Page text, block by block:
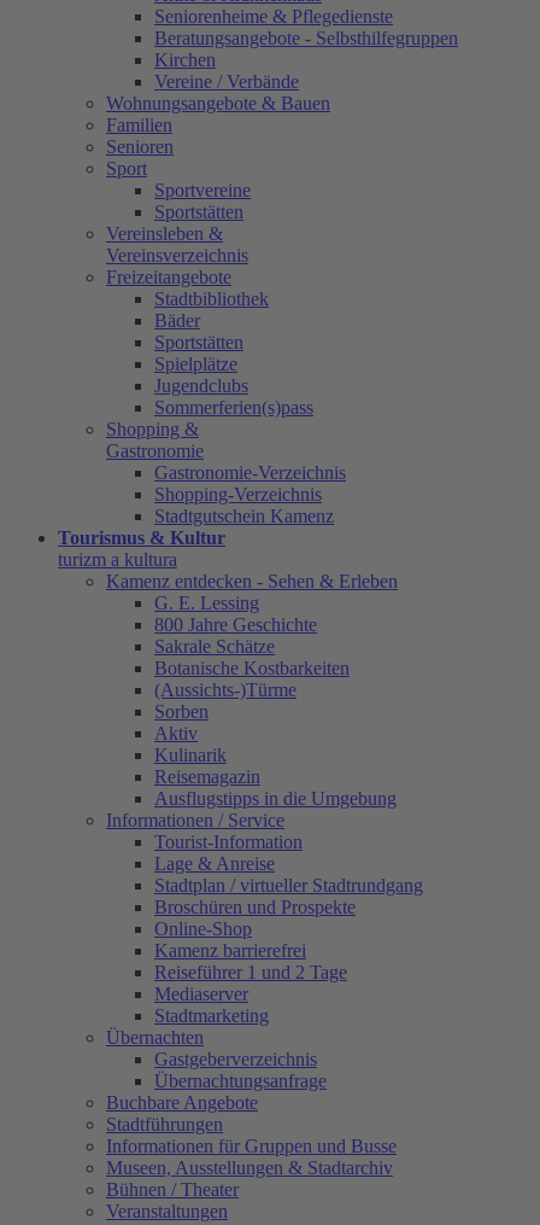
Seniorenheime & Pflegedienste
Beratungsangebote - Selbsthilfegruppen
Kirchen
Vereine / Verbände
Wohnungsangebote & Bauen
Familien
Senioren
Sport
Sportvereine
Sportstätten
Vereinsleben &
Vereinsverzeichnis
Freizeitangebote
Stadtbibliothek
Bäder
Sportstätten
Spielplätze
Jugendclubs
Sommerferien(s)pass
Shopping &
Gastronomie
Gastronomie-Verzeichnis
Shopping-Verzeichnis
Stadtgutschein Kamenz
Tourismus & Kultur
turizm a kultura
Kamenz entdecken - Sehen & Erleben
G. E. Lessing
800 Jahre Geschichte
Sakrale Schätze
Botanische Kostbarkeiten
(Aussichts-)Türme
Sorben
Aktiv
Kulinarik
Reisemagazin
Ausflugstipps in die Umgebung
Informationen / Service
Tourist-Information
Lage & Anreise
Stadtplan / virtueller Stadtrundgang
Broschüren und Prospekte
Online-Shop
Kamenz barrierefrei
Reiseführer 1 und 2 Tage
Mediaserver
Stadtmarketing
Übernachten
Gastgeberverzeichnis
Übernachtungsanfrage
Buchbare Angebote
Stadtführungen
Informationen für Gruppen und Busse
Museen, Ausstellungen & Stadtarchiv
Bühnen / Theater
Veranstaltungen